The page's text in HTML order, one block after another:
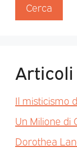
Cerca
Il misticismo
Un Milione di
Dorothea